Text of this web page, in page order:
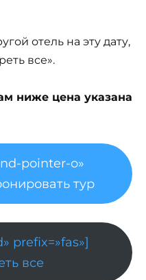
отель на эту дату,
все».
ниже цена указана
pointer-o»
тур
prefix=»fas»]
все